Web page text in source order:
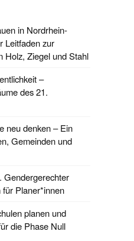
in Nordrhein-
Leitfaden zur
Holz, Ziegel und Stahl
–
des 21.
neu denken – Ein
Gemeinden und
Gendergerechter
Planer*innen
planen und
die Phase Null